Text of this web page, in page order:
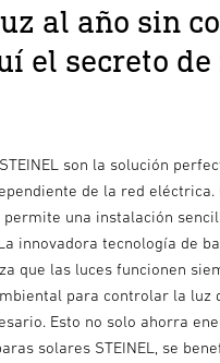
al año sin
el secreto
son la solución
de la red eléctrica.
una instalación
innovadora tecnología de
que las luces funcionen
para controlar la luz
Esto no solo ahorra
solares STEINEL, se